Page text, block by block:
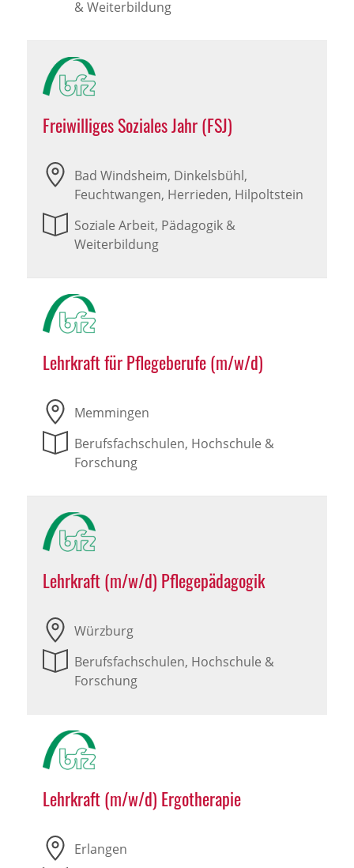
& Weiterbildung
Freiwilliges Soziales Jahr (FSJ)
Bad Windsheim, Dinkelsbühl,
Feuchtwangen, Herrieden, Hilpoltstein
Soziale Arbeit, Pädagogik &
Weiterbildung
Lehrkraft für Pflegeberufe (m/w/d)
Memmingen
Berufsfachschulen, Hochschule &
Forschung
Lehrkraft (m/w/d) Pflegepädagogik
Würzburg
Berufsfachschulen, Hochschule &
Forschung
Lehrkraft (m/w/d) Ergotherapie
Erlangen